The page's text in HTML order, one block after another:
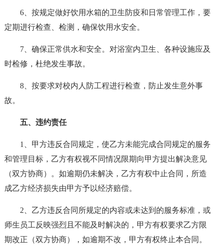
6、按规定做好饮用水箱的卫生防疫和日常管理工作，要
定期进行检查、检测，确保饮用水安全。
7、确保正常供水和安全。对浴室内卫生、各种设施应及
时检修，杜绝发生事故。
8、按要求对校内人防工程进行检查，防止发生意外事
故。
五、违约责任
1、甲方违反合同规定，使乙方未能完成合同规定的服务
和管理目标，乙方有权视不同情况限期向甲方提出解决意见
（双方协商）。如逾期仍未解决，乙方有权中止合同，所造
成乙方经济损失由甲方予以经济赔偿。
2、乙方违反合同所规定的内容或未达到的服务标准，或
师生员工反映强烈且不能及时解决的，甲方有权要求乙方限
期改正（双方协商），如逾期不改，甲方有权终止本合同。